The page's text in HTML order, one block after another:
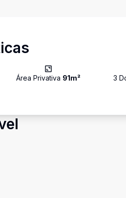
Área Privativa 91m² 3